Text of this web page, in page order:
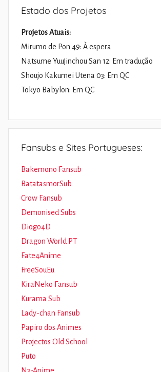
Estado dos Projetos
Projetos Atuais:
Mirumo de Pon 49: À espera
Natsume Yuujinchou San 12: Em tradução
Shoujo Kakumei Utena 03: Em QC
Tokyo Babylon: Em QC
Fansubs e Sites Portugueses:
Bakemono Fansub
BatatasmorSub
Crow Fansub
Demonised Subs
Diogo4D
Dragon World PT
Fate4Anime
FreeSouEu
KiraNeko Fansub
Kurama Sub
Lady-chan Fansub
Papiro dos Animes
Projectos Old School
Puto
N3-Anime